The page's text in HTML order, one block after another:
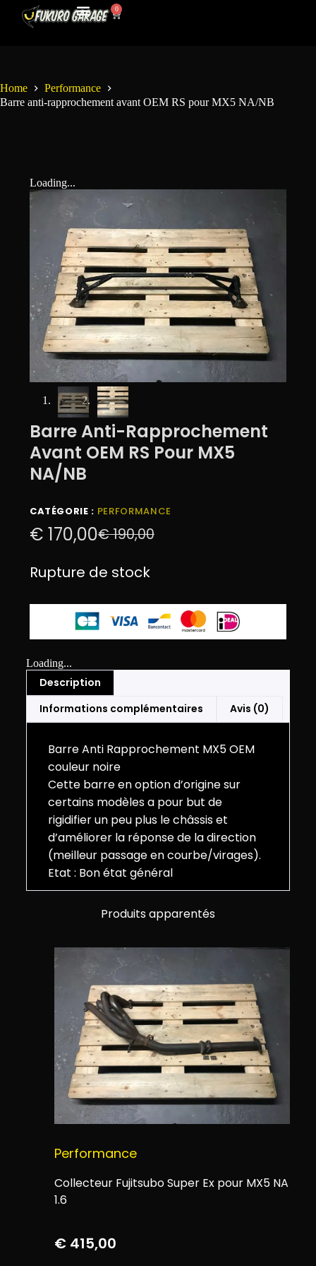
0
Home
Performance
Barre anti-rapprochement avant OEM RS pour MX5 NA/NB
Loading...
Barre Anti-Rapprochement
Avant OEM RS Pour MX5
NA/NB
CATÉGORIE : PERFORMANCE
€190,00
€ 170,00
Rupture de stock
Loading...
Description
Informations complémentaires
Avis (0)
Barre Anti Rapprochement MX5 OEM
couleur noire
Cette barre en option d’origine sur
certains modèles a pour but de
rigidifier un peu plus le châssis et
d’améliorer la réponse de la direction
(meilleur passage en courbe/virages).
Etat : Bon état général
Produits apparentés
Performance
Collecteur Fujitsubo Super Ex pour MX5 NA
1.6
€415,00